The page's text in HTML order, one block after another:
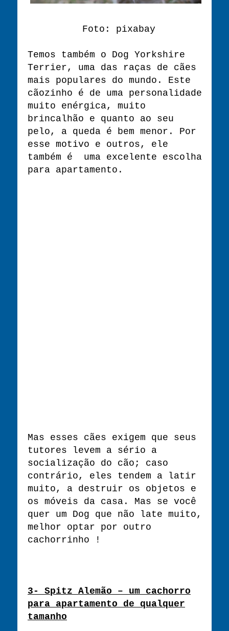
Foto: pixabay
Temos também o Dog Yorkshire
Terrier, uma das raças de cães
mais populares do mundo. Este
cãozinho é de uma personalidade
muito enérgica, muito
brincalhão e quanto ao seu
pelo, a queda é bem menor. Por
esse motivo e outros, ele
também é uma excelente escolha
para apartamento.
Mas esses cães exigem que seus
tutores levem a sério a
socialização do cão; caso
contrário, eles tendem a latir
muito, a destruir os objetos e
os móveis da casa. Mas se você
quer um Dog que não late muito,
melhor optar por outro
cachorrinho !
3- Spitz Alemão – um cachorro
para apartamento de qualquer
tamanho